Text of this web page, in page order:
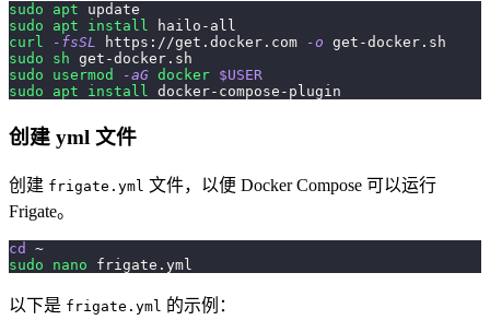
sudo apt update
sudo
apt install hailo-all
curl
-fsSL https://get.docker.com -o get-docker.sh
sudo
sh get-docker.sh
sudo
usermod -aG docker $USER
sudo
apt install docker-compose-plugin
创建 yml 文件
创建 frigate.yml 文件，以便 Docker Compose 可以运行
Frigate。
cd
~
sudo
nano frigate.yml
以下是 frigate.yml 的示例：